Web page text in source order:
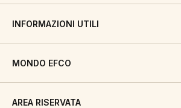
INFORMAZIONI UTILI
MONDO EFCO
AREA RISERVATA